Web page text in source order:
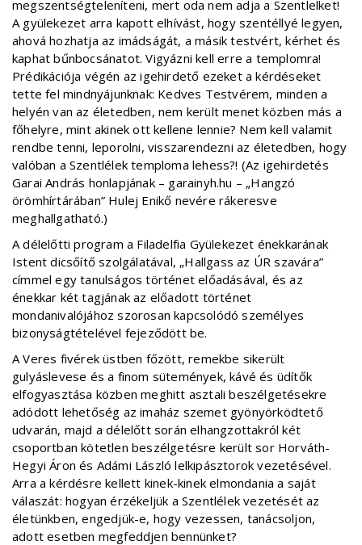
megszentségteleníteni, mert oda nem adja a Szentlelket!
A gyülekezet arra kapott elhívást, hogy szentéllyé legyen,
ahová hozhatja az imádságát, a másik testvért, kérhet és
kaphat bűnbocsánatot. Vigyázni kell erre a templomra!
Prédikációja végén az igehirdető ezeket a kérdéseket
tette fel mindnyájunknak: Kedves Testvérem, minden a
helyén van az életedben, nem került menet közben más a
főhelyre, mint akinek ott kellene lennie? Nem kell valamit
rendbe tenni, leporolni, visszarendezni az életedben, hogy
valóban a Szentlélek temploma lehess?! (Az igehirdetés
Garai András honlapjának – garainyh.hu – „Hangzó
örömhírtárában” Hulej Enikő nevére rákeresve
meghallgatható.)
A délelőtti program a Filadelfia Gyülekezet énekkarának
Istent dicsőítő szolgálatával, „Hallgass az ÚR szavára”
címmel egy tanulságos történet előadásával, és az
énekkar két tagjának az előadott történet
mondanivalójához szorosan kapcsolódó személyes
bizonyságtételével fejeződött be.
A Veres fivérek üstben főzött, remekbe sikerült
gulyáslevese és a finom sütemények, kávé és üdítők
elfogyasztása közben meghitt asztali beszélgetésekre
adódott lehetőség az imaház szemet gyönyörködtető
udvarán, majd a délelőtt során elhangzottakról két
csoportban kötetlen beszélgetésre került sor Horváth-
Hegyi Áron és Adámi László lelkipásztorok vezetésével.
Arra a kérdésre kellett kinek-kinek elmondania a saját
válaszát: hogyan érzékeljük a Szentlélek vezetését az
életünkben, engedjük-e, hogy vezessen, tanácsoljon,
adott esetben megfeddjen bennünket?